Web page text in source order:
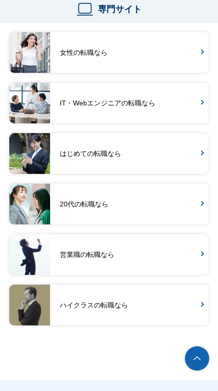
専門サイト
女性の転職なら
IT・Webエンジニアの転職なら
はじめての転職なら
20代の転職なら
営業職の転職なら
ハイクラスの転職なら